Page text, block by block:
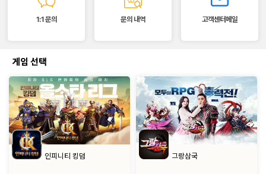
1:1 문의 문의 내역 고객센터메일
게임 선택
인피니티 킹덤 그랑삼국